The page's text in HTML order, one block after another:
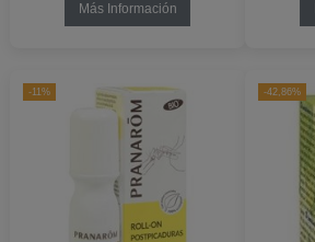
Más Información
-11% -42,86%